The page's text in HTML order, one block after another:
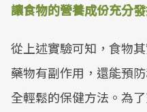
讓食物的營養成份充分
從上述實驗可知，食物
藥物有副作用，還能預
全輕鬆的保健方法。為